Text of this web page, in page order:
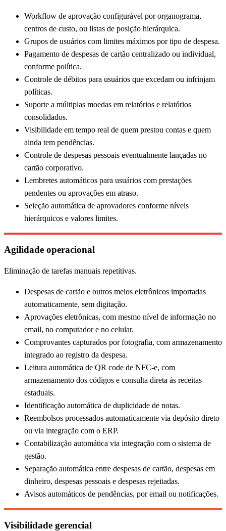
Workflow de aprovação configurável por organograma,
centros de custo, ou listas de posição hierárquica.
Grupos de usuários com limites máximos por tipo de despesa.
Pagamento de despesas de cartão centralizado ou individual,
conforme política.
Controle de débitos para usuários que excedam ou infrinjam
políticas.
Suporte a múltiplas moedas em relatórios e relatórios
consolidados.
Visibilidade em tempo real de quem prestou contas e quem
ainda tem pendências.
Controle de despesas pessoais eventualmente lançadas no
cartão corporativo.
Lembretes automáticos para usuários com prestações
pendentes ou aprovações em atraso.
Seleção automática de aprovadores conforme níveis
hierárquicos e valores limites.
Agilidade operacional
Eliminação de tarefas manuais repetitivas.
Despesas de cartão e outros meios eletrônicos importadas
automaticamente, sem digitação.
Aprovações eletrônicas, com mesmo nível de informação no
email, no computador e no celular.
Comprovantes capturados por fotografia, com armazenamento
integrado ao registro da despesa.
Leitura automática de QR code de NFC-e, com
armazenamento dos códigos e consulta direta às receitas
estaduais.
Identificação automática de duplicidade de notas.
Reembolsos processados automaticamente via depósito direto
ou via integração com o ERP.
Contabilização automática via integração com o sistema de
gestão.
Separação automática entre despesas de cartão, despesas em
dinheiro, despesas pessoais e despesas rejeitadas.
Avisos automáticos de pendências, por email ou notificações.
Visibilidade gerencial